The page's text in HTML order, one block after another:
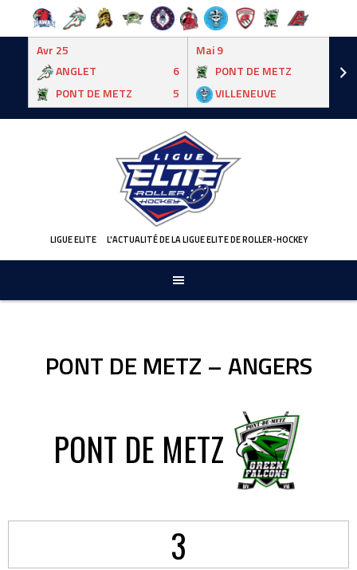
Avr 25
ANGLET
6
PONT DE METZ
5
Mai 9
PONT DE METZ
VILLENEUVE
LIGUE ELITE L'ACTUALITÉ DE LA LIGUE ELITE DE ROLLER-HOCKEY
PONT DE METZ – ANGERS
PONT DE METZ
3